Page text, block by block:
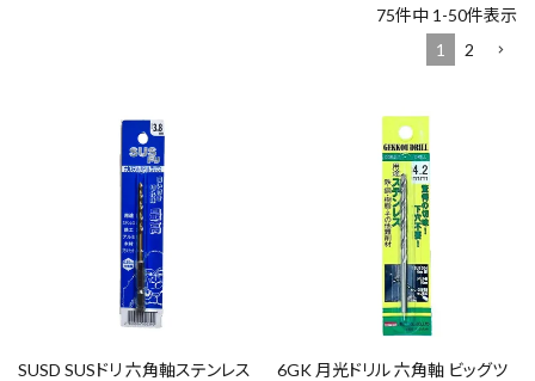
現場安全・運搬
金物・現場資材
75件中 1 -50件表示
1
2
SUSD SUSドリ 六角軸ステンレス
6GK 月光ドリル 六角軸 ビッグツ